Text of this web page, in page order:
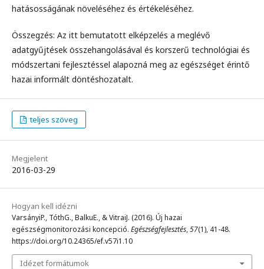
hatásosságának növeléséhez és értékeléséhez.
Összegzés: Az itt bemutatott elképzelés a meglévő
adatgyűjtések összehangolásával és korszerű technológiai és
módszertani fejlesztéssel alapozná meg az egészséget érintő
hazai informált döntéshozatalt.
teljes szöveg
Megjelent
2016-03-29
Hogyan kell idézni
VarsányiP., TóthG., BalkuE., & VitraiJ. (2016). Új hazai
egészségmonitorozási koncepció. Egészségfejlesztés,57(1), 41-48.
https://doi.org/10.24365/ef.v57i1.10
Idézet formátumok